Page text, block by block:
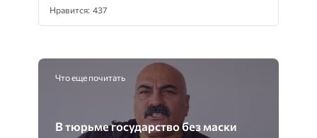
Нравится: 437
Что еще почитать
В тюрьме государство без маски